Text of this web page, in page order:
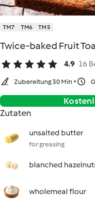
TM7 TM6 TM5
Twice-baked Fruit
4.9 16
Zubereitung 30 Min
Zutaten
unsalted butter
for greasing
blanched
wholemeal flour